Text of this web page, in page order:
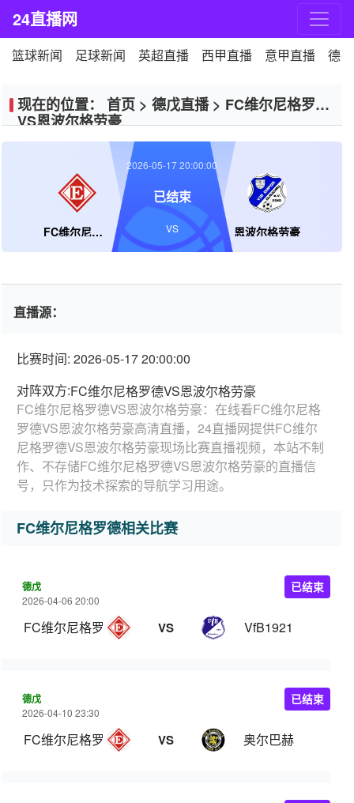
24直播网
篮球新闻 足球新闻 英超直播 西甲直播 意甲直播 德
现在的位置： 首页 > 德戊直播> FC维尔尼格罗德
VS恩波尔格劳豪
FC维尔尼格罗德 恩波尔格劳豪
2026-05-17 20:00:00
已结束
VS
直播源：
比赛时间: 2026-05-17 20:00:00
对阵双方:FC维尔尼格罗德VS恩波尔格劳豪
FC维尔尼格罗德VS恩波尔格劳豪：在线看FC维尔尼格
罗德VS恩波尔格劳豪高清直播，24直播网提供FC维尔
尼格罗德VS恩波尔格劳豪现场比赛直播视频，本站不制
作、不存储FC维尔尼格罗德VS恩波尔格劳豪的直播信
号，只作为技术探索的导航学习用途。
FC维尔尼格罗德相关比赛
德戊
2026-04-06 20:00
FC维尔尼格罗德 VS VfB1921
已结束
德戊
2026-04-10 23:30
FC维尔尼格罗德 VS 奥尔巴赫
已结束